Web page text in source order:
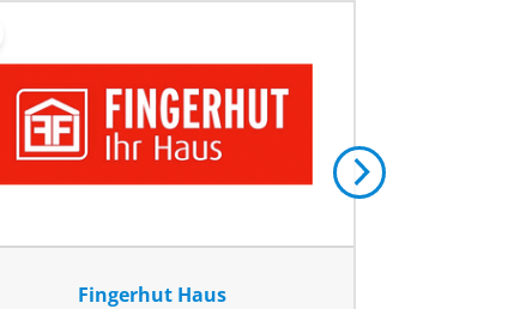
A+ MASSIVHAUS & BAUTRÄGER